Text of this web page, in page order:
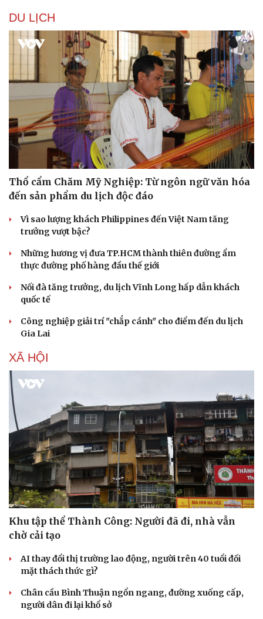
Văn hóa
Sân khấu - Điện ảnh
Văn học
Âm nhạc
Di sản
Giải trí
Nghệ sĩ
Thời trang
Sao Việt
DU LỊCH
Thổ cẩm Chăm Mỹ Nghiệp: Từ ngôn ngữ văn hóa
đến sản phẩm du lịch độc đáo
Vì sao lượng khách Philippines đến Việt Nam tăng
trưởng vượt bậc?
Những hương vị đưa TP.HCM thành thiên đường ẩm
thực đường phố hàng đầu thế giới
Nối đà tăng trưởng, du lịch Vĩnh Long hấp dẫn khách
quốc tế
Công nghiệp giải trí "chắp cánh" cho điểm đến du lịch
Gia Lai
XÃ HỘI
Khu tập thể Thành Công: Người đã đi, nhà vẫn
chờ cải tạo
AI thay đổi thị trường lao động, người trên 40 tuổi đối
mặt thách thức gì?
Chân cầu Bình Thuận ngổn ngang, đường xuống cấp,
người dân đi lại khổ sở